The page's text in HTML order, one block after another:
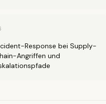
Response bei Supply-
Angriffen und